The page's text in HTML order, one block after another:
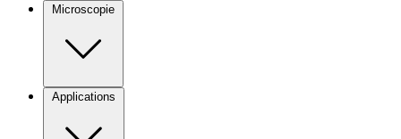
Microscopie
Applications